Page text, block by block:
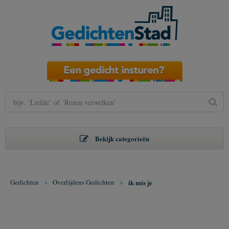
Bekijk categorieën
Gedichten > Overlijdens Gedichten > ik mis je